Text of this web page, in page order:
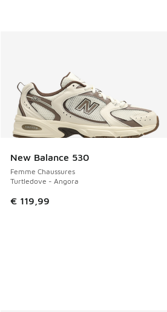
New Balance 530
Femme Chaussures
Turtledove - Angora
€ 119,99